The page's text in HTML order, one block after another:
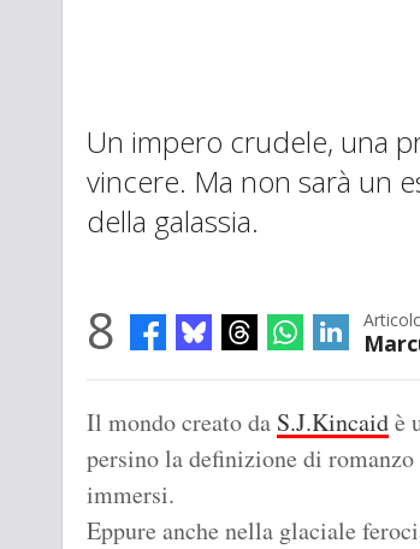
Un impero crudele, una
vincere. Ma non sarà un
della galassia.
8
Il mondo creato da S.J.Kincaidè
persino la definizione di
immersi.
Eppure anche nella glaciale